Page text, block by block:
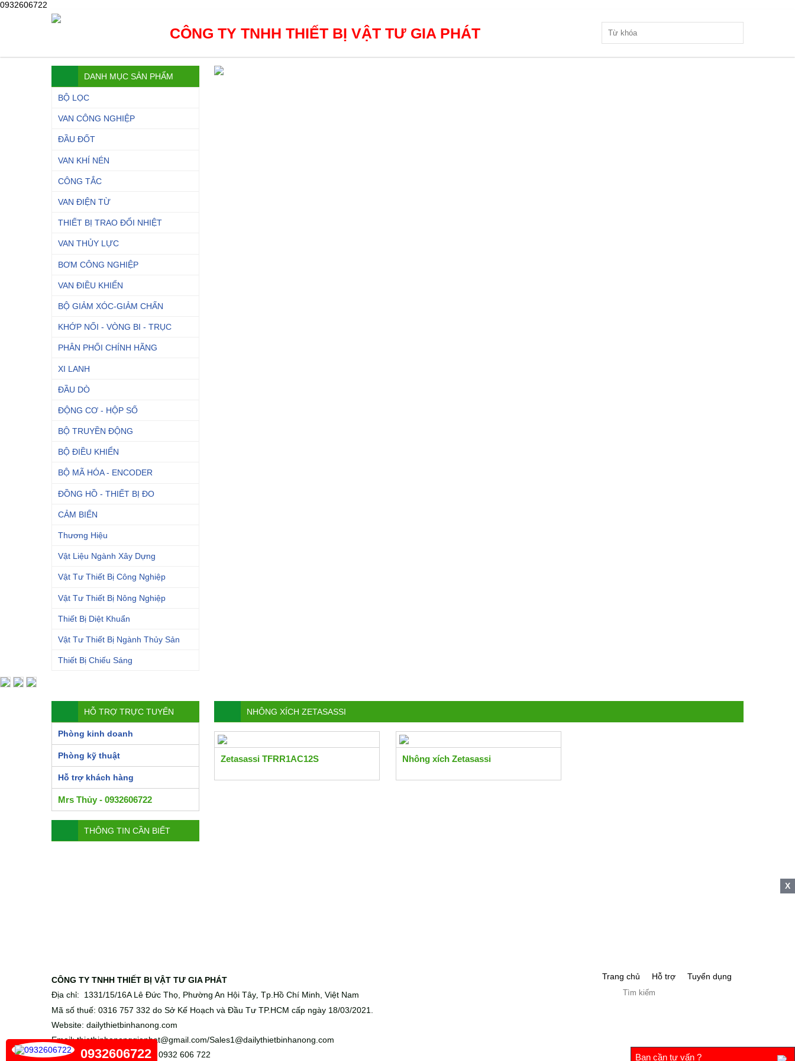
0932606722
CÔNG TY TNHH THIẾT BỊ VẬT TƯ GIA PHÁT
DANH MỤC SẢN PHẨM
BỘ LỌC
VAN CÔNG NGHIỆP
ĐẦU ĐỐT
VAN KHÍ NÉN
CÔNG TẮC
VAN ĐIỆN TỪ
THIẾT BỊ TRAO ĐỔI NHIỆT
VAN THỦY LỰC
BƠM CÔNG NGHIỆP
VAN ĐIỀU KHIỂN
BỘ GIẢM XÓC-GIẢM CHẤN
KHỚP NỐI - VÒNG BI - TRỤC
PHÂN PHỐI CHÍNH HÃNG
XI LANH
ĐẦU DÒ
ĐỘNG CƠ - HỘP SỐ
BỘ TRUYỀN ĐỘNG
BỘ ĐIỀU KHIỂN
BỘ MÃ HÓA - ENCODER
ĐỒNG HỒ - THIẾT BỊ ĐO
CẢM BIẾN
Thương Hiệu
Vật Liệu Ngành Xây Dựng
Vật Tư Thiết Bị Công Nghiệp
Vật Tư Thiết Bị Nông Nghiệp
Thiết Bị Diệt Khuẩn
Vật Tư Thiết Bị Ngành Thủy Sản
Thiết Bị Chiếu Sáng
HỖ TRỢ TRỰC TUYẾN
Phòng kinh doanh
Phòng kỹ thuật
Hỗ trợ khách hàng
Mrs Thủy - 0932606722
THÔNG TIN CẦN BIẾT
NHÔNG XÍCH ZETASASSI
Zetasassi TFRR1AC12S Nhông xích Zetasassi
CÔNG TY TNHH THIẾT BỊ VẬT TƯ GIA PHÁT
Địa chỉ: 1331/15/16A Lê Đức Thọ, Phường An Hội Tây, Tp.Hồ Chí Minh, Việt Nam
Mã số thuế: 0316 757 332 do Sở Kế Hoạch và Đầu Tư TP.HCM cấp ngày 18/03/2021.
Website: dailythietbinhanong.com
Email: thietbinhanonggiaphat@gmail.com/Sales1@dailythietbinhanong.com
Điện thoại: 028 6656 5988 - 0932 606 722
Trang chủ Hỗ trợ Tuyển dụng
0932606722
X
Bạn cần tư vấn ?